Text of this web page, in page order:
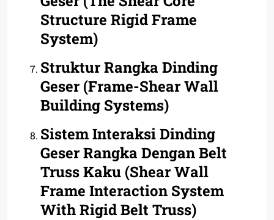
Structure Rigid Frame
System)
Struktur Rangka Dinding
Geser (Frame-Shear Wall
Building Systems)
Sistem Interaksi Dinding
Geser Rangka Dengan Belt
Truss Kaku (Shear Wall
Frame Interaction System
With Rigid Belt Truss)